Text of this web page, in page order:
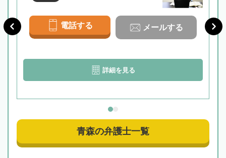
電話する メールする
詳細を見る
青森の弁護士一覧